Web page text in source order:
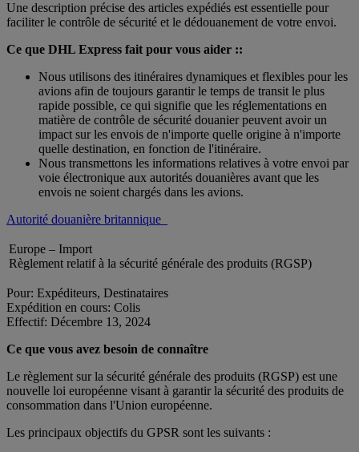
Une description précise des articles expédiés est essentielle pour
faciliter le contrôle de sécurité et le dédouanement de votre envoi.
Ce que DHL Express fait pour vous aider ::
Nous utilisons des itinéraires dynamiques et flexibles pour les
avions afin de toujours garantir le temps de transit le plus
rapide possible, ce qui signifie que les réglementations en
matière de contrôle de sécurité douanier peuvent avoir un
impact sur les envois de n'importe quelle origine à n'importe
quelle destination, en fonction de l'itinéraire.
Nous transmettons les informations relatives à votre envoi par
voie électronique aux autorités douanières avant que les
envois ne soient chargés dans les avions.
Autorité douanière britannique
Europe – Import
Règlement relatif à la sécurité générale des produits (RGSP)
Pour: Expéditeurs, Destinataires
Expédition en cours: Colis
Effectif: Décembre 13, 2024
Ce que vous avez besoin de connaître
Le règlement sur la sécurité générale des produits (RGSP) est une
nouvelle loi européenne visant à garantir la sécurité des produits de
consommation dans l'Union européenne.
Les principaux objectifs du GPSR sont les suivants :